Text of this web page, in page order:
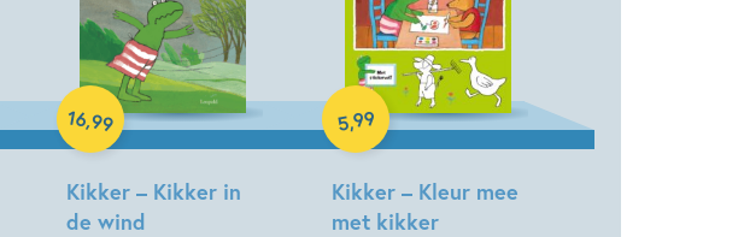
Kikker – Kikker in
de wind
16,99
Hardcover
Kikker – Kleur mee
met kikker
5,99
Paperback